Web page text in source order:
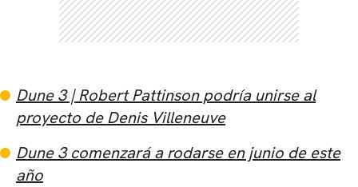
Dune 3| Robert Pattinson podría unirse al
proyecto de Denis Villeneuve
Dune 3comenzará a rodarse en junio de este
año